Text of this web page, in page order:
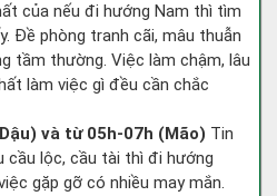
của nếu đi hướng Nam thì tìm
Đề phòng tranh cãi, mâu thuẫn
tầm thường. Việc làm chậm, lâu
làm việc gì đều cần chắc
và từ 05h-07h (Mão) Tin
cầu lộc, cầu tài thì đi hướng
gặp gỡ có nhiều may mắn.